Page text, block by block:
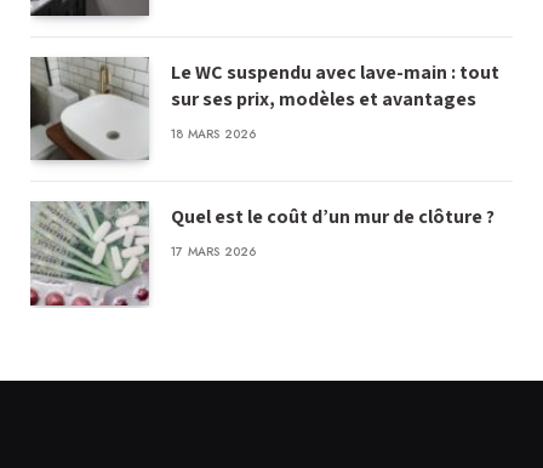
Le WC suspendu avec lave-main : tout
sur ses prix, modèles et avantages
18 MARS 2026
Quel est le coût d’un mur de clôture ?
17 MARS 2026